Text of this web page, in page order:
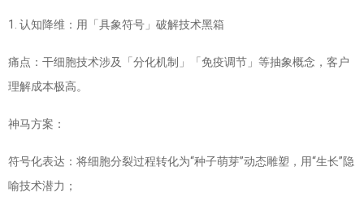
1. 认知降维：用「具象符号」破解技术黑箱
痛点：干细胞技术涉及「分化机制」「免疫调节」等抽象概念，客户
理解成本极高。
神马方案：
符号化表达：将细胞分裂过程转化为“种子萌芽”动态雕塑，用“生长”隐
喻技术潜力；